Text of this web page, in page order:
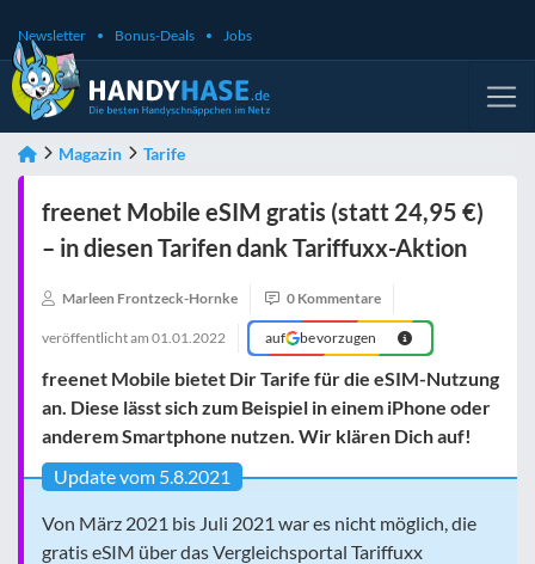
Newsletter Bonus-Deals Jobs
Magazin Tarife
freenet Mobile eSIM gratis (statt 24,95 €)
– in diesen Tarifen dank Tariffuxx-Aktion
Marleen Frontzeck-Hornke 0 Kommentare
veröffentlicht am 01.01.2022 auf bevorzugen
freenet Mobile bietet Dir Tarife für die eSIM-Nutzung
an. Diese lässt sich zum Beispiel in einem iPhone oder
anderem Smartphone nutzen. Wir klären Dich auf!
Update vom 5.8.2021
Von März 2021 bis Juli 2021 war es nicht möglich, die
gratis eSIM über das Vergleichsportal Tariffuxx